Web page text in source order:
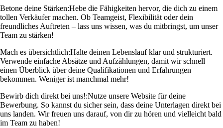
Betone deine Stärken:Hebe die Fähigkeiten hervor, die dich zu einem
tollen Verkäufer machen. Ob Teamgeist, Flexibilität oder dein
freundliches Auftreten – lass uns wissen, was du mitbringst, um unser
Team zu stärken!
Mach es übersichtlich:Halte deinen Lebenslauf klar und strukturiert.
Verwende einfache Absätze und Aufzählungen, damit wir schnell
einen Überblick über deine Qualifikationen und Erfahrungen
bekommen. Weniger ist manchmal mehr!
Bewirb dich direkt bei uns!:Nutze unsere Website für deine
Bewerbung. So kannst du sicher sein, dass deine Unterlagen direkt bei
uns landen. Wir freuen uns darauf, von dir zu hören und vielleicht bald
im Team zu haben!